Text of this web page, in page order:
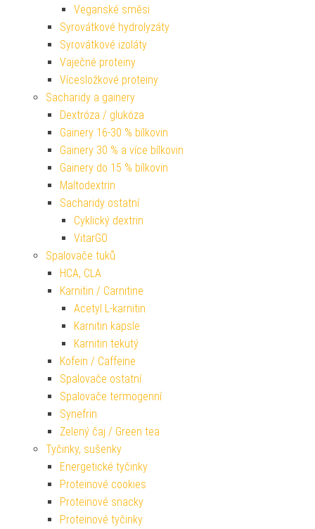
Veganské směsi
Syrovátkové hydrolyzáty
Syrovátkové izoláty
Vaječné proteiny
Vícesložkové proteiny
Sacharidy a gainery
Dextróza / glukóza
Gainery 16-30 % bílkovin
Gainery 30 % a více bílkovin
Gainery do 15 % bílkovin
Maltodextrin
Sacharidy ostatní
Cyklický dextrin
VitarGO
Spalovače tuků
HCA, CLA
Karnitin / Carnitine
Acetyl L-karnitin
Karnitin kapsle
Karnitin tekutý
Kofein / Caffeine
Spalovače ostatní
Spalovače termogenní
Synefrin
Zelený čaj / Green tea
Tyčinky, sušenky
Energetické tyčinky
Proteinové cookies
Proteinové snacky
Proteinové tyčinky